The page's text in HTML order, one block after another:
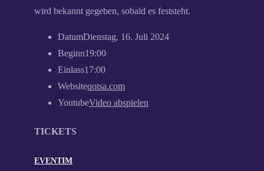
wird bekannt gegeben, sobald es feststeht.
DatumDienstag, 16. Juli 2024
Beginn19:00
Einlass17:00
Websiteqotsa.com
YoutubeVideo abspielen
TICKETS
EVENTIM